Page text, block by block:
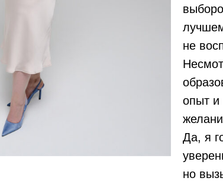
не
опыт и
Да, я
но